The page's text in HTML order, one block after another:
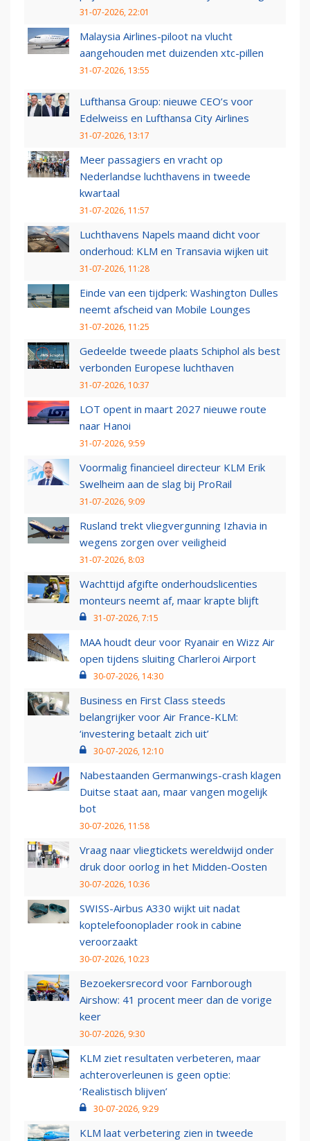
31-07-2026, 22:01
Malaysia Airlines-piloot na vlucht
aangehouden met duizenden xtc-pillen
31-07-2026, 13:55
Lufthansa Group: nieuwe CEO’s voor
Edelweiss en Lufthansa City Airlines
31-07-2026, 13:17
Meer passagiers en vracht op
Nederlandse luchthavens in tweede
kwartaal
31-07-2026, 11:57
Luchthavens Napels maand dicht voor
onderhoud: KLM en Transavia wijken uit
31-07-2026, 11:28
Einde van een tijdperk: Washington Dulles
neemt afscheid van Mobile Lounges
31-07-2026, 11:25
Gedeelde tweede plaats Schiphol als best
verbonden Europese luchthaven
31-07-2026, 10:37
LOT opent in maart 2027 nieuwe route
naar Hanoi
31-07-2026, 9:59
Voormalig financieel directeur KLM Erik
Swelheim aan de slag bij ProRail
31-07-2026, 9:09
Rusland trekt vliegvergunning Izhavia in
wegens zorgen over veiligheid
31-07-2026, 8:03
Wachttijd afgifte onderhoudslicenties
monteurs neemt af, maar krapte blijft
31-07-2026, 7:15
MAA houdt deur voor Ryanair en Wizz Air
open tijdens sluiting Charleroi Airport
30-07-2026, 14:30
Business en First Class steeds
belangrijker voor Air France-KLM:
‘investering betaalt zich uit’
30-07-2026, 12:10
Nabestaanden Germanwings-crash klagen
Duitse staat aan, maar vangen mogelijk
bot
30-07-2026, 11:58
Vraag naar vliegtickets wereldwijd onder
druk door oorlog in het Midden-Oosten
30-07-2026, 10:36
SWISS-Airbus A330 wijkt uit nadat
koptelefoonoplader rook in cabine
veroorzaakt
30-07-2026, 10:23
Bezoekersrecord voor Farnborough
Airshow: 41 procent meer dan de vorige
keer
30-07-2026, 9:30
KLM ziet resultaten verbeteren, maar
achteroverleunen is geen optie:
‘Realistisch blijven’
30-07-2026, 9:29
KLM laat verbetering zien in tweede